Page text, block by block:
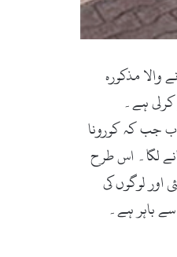
نکل گیا۔ گذشتہ سال 200 روپے میں فروخت ہونے والا مذکورہ
جب کہ کورونا
پہلے 100 روپے کا اضافہ کرکے اسے 300 روپے میں بیچا جانے لگا۔ اس طرح
شروع ہوگئی اور لوگوں کی
غریب عوام کے بس سے باہر ہے۔